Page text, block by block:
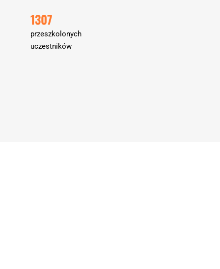
1307
przeszkolonych
uczestników